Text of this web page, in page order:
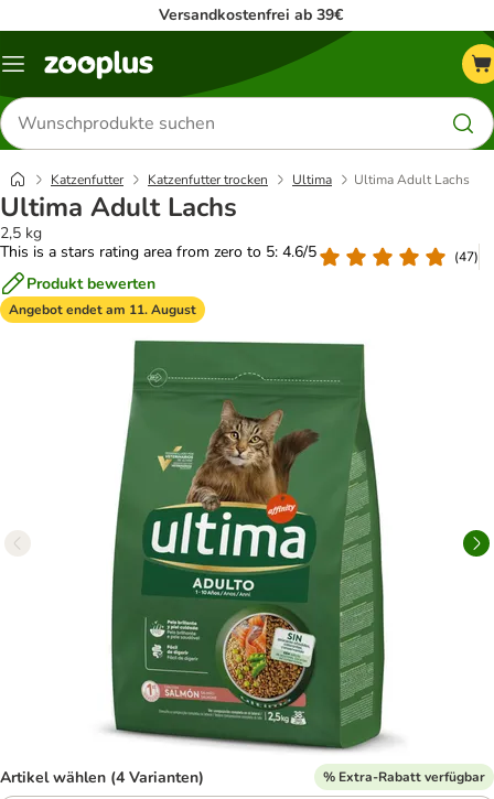
Versandkostenfrei ab 39€
Menü
Produkte
suchen
Katzenfutter Katzenfutter trocken Ultima Ultima Adult Lachs
Ultima Adult Lachs
2,5 kg
This is a stars rating area from zero to 5: 4.6/5
(47)
Produkt bewerten
Angebot endet am 11. August
Artikel wählen (4 Varianten) % Extra-Rabatt verfügbar